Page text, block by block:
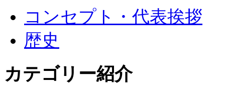
コンセプト・代表挨拶
歴史
カテゴリー紹介